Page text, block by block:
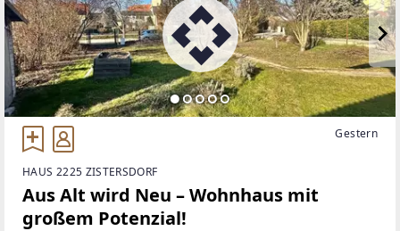
Gestern
HAUS 2225 ZISTERSDORF
Aus Alt wird Neu – Wohnhaus mit
großem Potenzial!